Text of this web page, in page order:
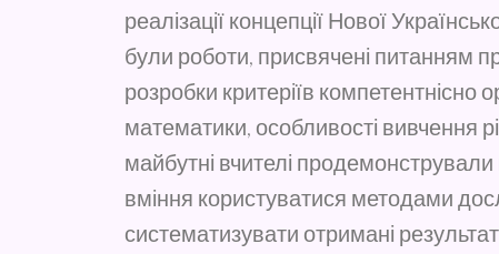
реалізації концепції Нової
були роботи, присвячені питанням
розробки критеріїв компетентнісно
математики, особливості вивчення
майбутні вчителі
вміння користуватися методами
систематизувати отримані